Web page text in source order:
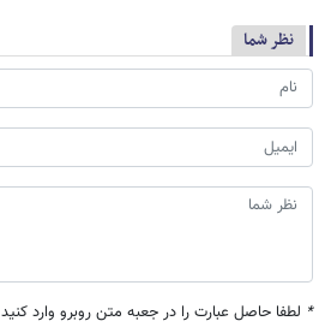
نظر شما
* لطفا حاصل عبارت را در جعبه متن روبرو وارد کنید